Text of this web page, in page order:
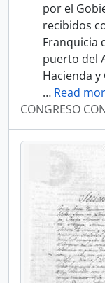
por el
recibidos
Franquicia
puerto del
Hacienda
… Read
CONGRESO